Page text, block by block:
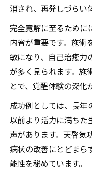
天啓気功治
ニー覚醒が
天啓気功治
得られた根
スピリチュ
践例
天啓気功治
消され、再発しづらい
完全寛解に至るために
内省が重要です。施術
敏になり、自己治癒力
が多く見られます。施
とで、覚醒体験の深化
成功例としては、長年
以前より活力に満ちた
声があります。天啓気
病状の改善にとどまら
能性を秘めています。